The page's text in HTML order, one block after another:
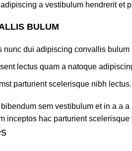
a vestibulum hendrerit et
BULUM
nunc dui adipiscing convallis bulum
lectus quam a natoque
parturient scelerisque nibh lectus.
sem vestibulum et in a a
inceptos hac parturient